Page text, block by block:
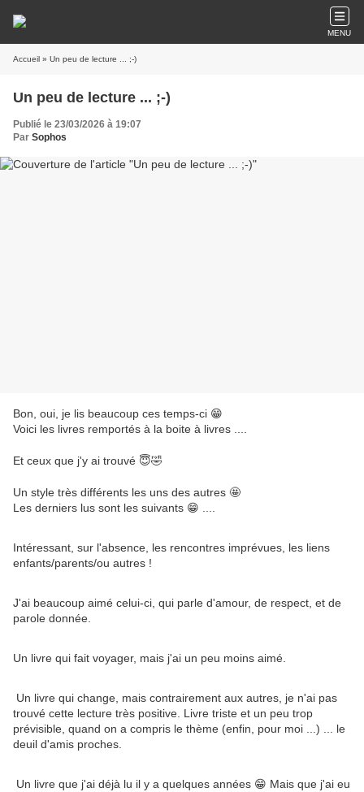
MENU
Accueil » Un peu de lecture ... ;-)
Un peu de lecture ... ;-)
Publié le 23/03/2026 à 19:07
Par Sophos
Bon, oui, je lis beaucoup ces temps-ci 😁
Voici les livres remportés à la boite à livres ....
Et ceux que j'y ai trouvé 😇🤣
Un style très différents les uns des autres 🤩
Les derniers lus sont les suivants 😁 ....
Intéressant, sur l'absence, les rencontres imprévues, les liens
enfants/parents/ou autres !
J'ai beaucoup aimé celui-ci, qui parle d'amour, de respect, et de
parole donnée.
Un livre qui fait voyager, mais j'ai un peu moins aimé.
Un livre qui change, mais contrairement aux autres, je n'ai pas
trouvé cette lecture très positive. Livre triste et un peu trop
prévisible, quand on a compris le thème (enfin, pour moi ...) ... le
deuil d'amis proches.
Un livre que j'ai déjà lu il y a quelques années 😁 Mais que j'ai eu